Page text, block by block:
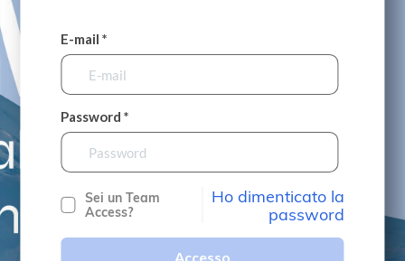
E-mail *
Password *
Sei un Team
Access?
Ho dimenticato la
password
Accesso